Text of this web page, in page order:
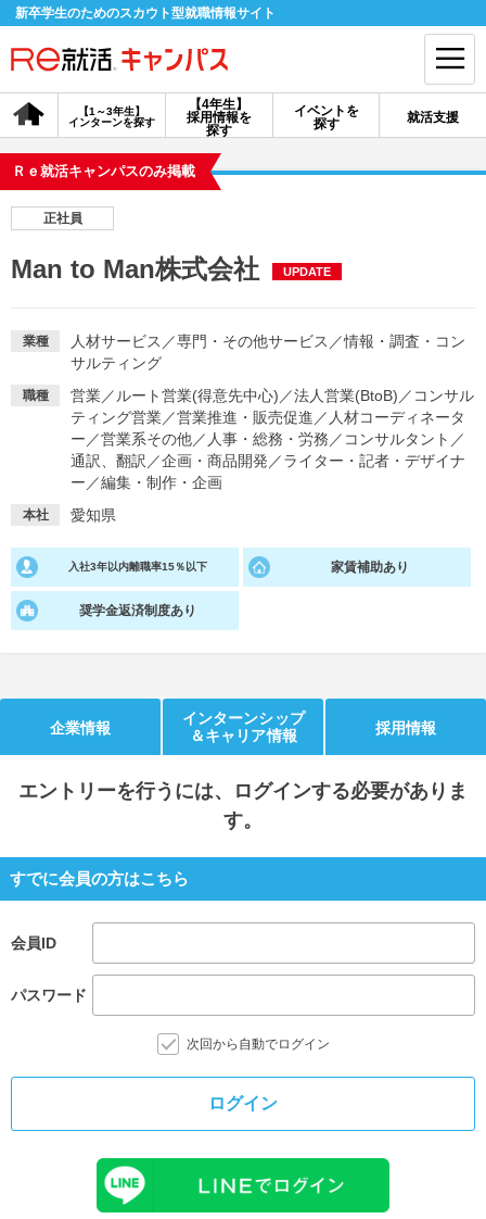
新卒学生のためのスカウト型就職情報サイト
【4年生】
採用情報を
探す
【1～3年生】
インターンを探す
イベントを
探す
就活支援
会員登録 ログイン
探す
イベントを探す スカウト お知らせ
就活ノウハウ・サポート
就活支援
お役立ち記事・相談室など
適職診断
就活時事ニュースを更新 不明点があればこちら
Ｒｅ就活キャンパスのみ掲載
正社員
Man to Man株式会社 UPDATE
業種 人材サービス ／専門・その他サービス ／情報・調査・コン
サルティング
職種 営業／ ルート営業(得意先中心) ／法人営業(BtoB) ／ コンサル
ティング営業／営業推進・販売促進 ／ 人材コーディネータ
ー ／営業系その他／ 人事・総務・労務 ／ コンサルタント ／
通訳、翻訳 ／企画・商品開発 ／ライター・記者・デザイナ
ー ／編集・制作・企画
本社 愛知県
入社3年以内離職率15％以下 家賃補助あり
奨学金返済制度あり
企業情報
インターンシップ
＆キャリア情報
採用情報
エントリーを行うには、ログインする必要がありま
す。
すでに会員の方はこちら
会員ID
パスワード
次回から自動でログイン
ログイン